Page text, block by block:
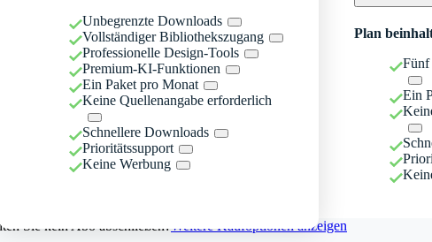
Unbegrenzte Downloads
Vollständiger Bibliothekszugang
Professionelle Design-Tools
Premium-KI-Funktionen
Ein Paket pro Monat
Keine Quellenangabe erforderlich
Schnellere Downloads
Prioritätssupport
Keine Werbung
Plan
Ein
Sie kein Abo abschließen?Weitere Kaufoptionen anzeigen